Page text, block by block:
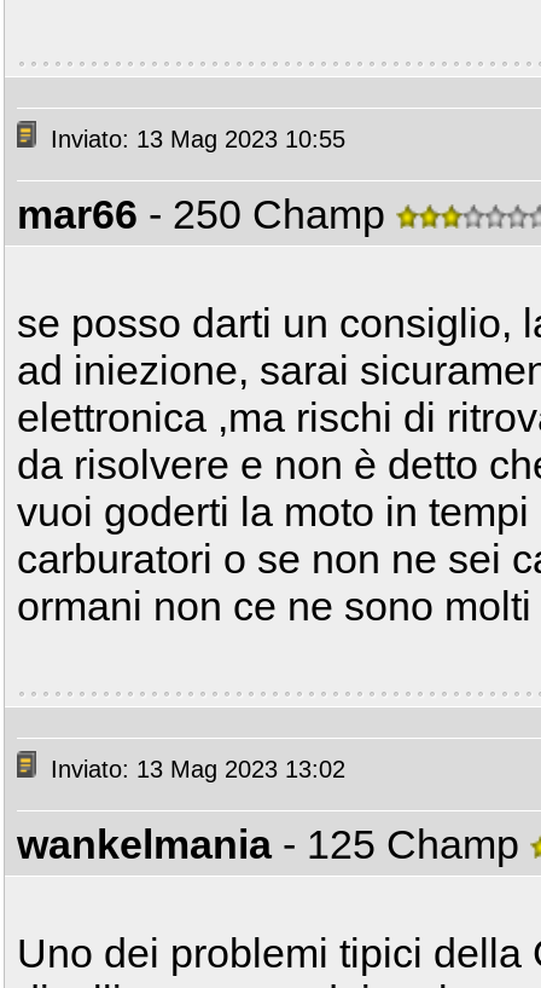
Inviato: 13 Mag 2023 10:55
mar66 - 250 Champ
se posso darti un consiglio,
ad iniezione, sarai
elettronica ,ma rischi di
da risolvere e non è detto
vuoi goderti la moto in
carburatori o se non ne sei
ormani non ce ne sono
Inviato: 13 Mag 2023 13:02
wankelmania - 125 Champ
Uno dei problemi tipici della